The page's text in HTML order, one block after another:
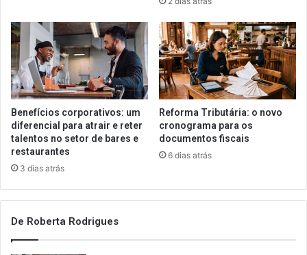
Benefícios corporativos: um
diferencial para atrair e reter
talentos no setor de bares e
restaurantes
3 dias atrás
Reforma Tributária: o novo
cronograma para os
documentos fiscais
6 dias atrás
De Roberta Rodrigues